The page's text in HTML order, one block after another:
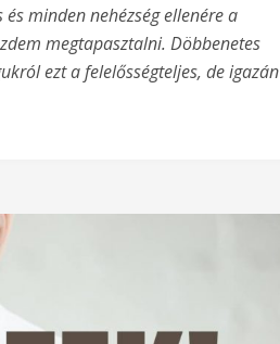
minden nehézség ellenére a
megtapasztalni. Döbbenetes
ezt a felelősségteljes, de igazán